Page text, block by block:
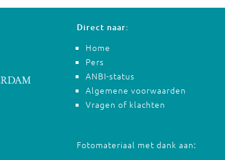
Direct naar:
Home
Pers
ANBI-status
Algemene voorwaarden
Vragen of klachten
Fotomateriaal met dank aan: